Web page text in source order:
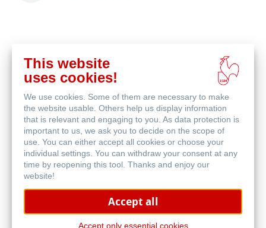
Comprar
en
línea
This website
uses cookies!
We use cookies. Some of them are necessary to make
the website usable. Others help us display information
that is relevant and engaging to you. As data protection is
important to us, we ask you to decide on the scope of
use. You can either accept all cookies or choose your
individual settings. You can withdraw your consent at any
time by reopening this tool. Thanks and enjoy our
website!
Accept all
Accept only essential cookies